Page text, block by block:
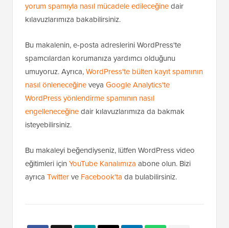
yorum spamıyla nasıl mücadele edileceğinedair
kılavuzlarımıza bakabilirsiniz.
Bu makalenin, e-posta adreslerini WordPress'te
spamcılardan korumanıza yardımcı olduğunu
umuyoruz. Ayrıca,WordPress'te bülten kayıt spamının
nasıl önleneceğineveya Google Analytics'te
WordPress yönlendirme spamının nasıl
engelleneceğinedair kılavuzlarımıza da bakmak
isteyebilirsiniz.
Bu makaleyi beğendiyseniz, lütfen WordPress video
eğitimleri için YouTube Kanalımıza abone olun. Bizi
ayrıca Twitterve Facebook'ta da bulabilirsiniz.